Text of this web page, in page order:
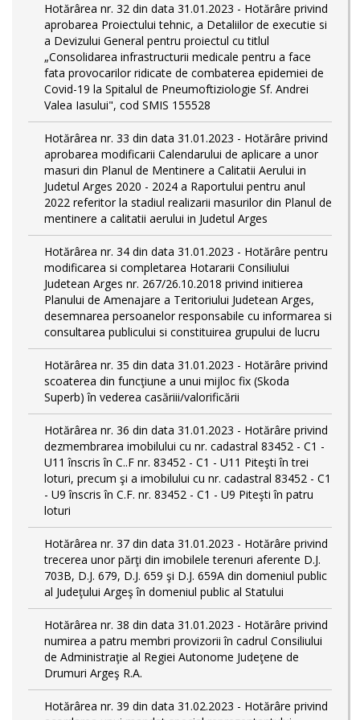
Hotărârea nr. 32 din data 31.01.2023 - Hotărâre privind
aprobarea Proiectului tehnic, a Detaliilor de executie si
a Devizului General pentru proiectul cu titlul
„Consolidarea infrastructurii medicale pentru a face
fata provocarilor ridicate de combaterea epidemiei de
Covid-19 la Spitalul de Pneumoftiziologie Sf. Andrei
Valea Iasului", cod SMIS 155528
Hotărârea nr. 33 din data 31.01.2023 - Hotărâre privind
aprobarea modificarii Calendarului de aplicare a unor
masuri din Planul de Mentinere a Calitatii Aerului in
Judetul Arges 2020 - 2024 a Raportului pentru anul
2022 referitor la stadiul realizarii masurilor din Planul de
mentinere a calitatii aerului in Judetul Arges
Hotărârea nr. 34 din data 31.01.2023 - Hotărâre pentru
modificarea si completarea Hotararii Consiliului
Judetean Arges nr. 267/26.10.2018 privind initierea
Planului de Amenajare a Teritoriului Judetean Arges,
desemnarea persoanelor responsabile cu informarea si
consultarea publicului si constituirea grupului de lucru
Hotărârea nr. 35 din data 31.01.2023 - Hotărâre privind
scoaterea din funcţiune a unui mijloc fix (Skoda
Superb) în vederea casăriii/valorificării
Hotărârea nr. 36 din data 31.01.2023 - Hotărâre privind
dezmembrarea imobilului cu nr. cadastral 83452 - C1 -
U11 înscris în C..F nr. 83452 - C1 - U11 Piteşti în trei
loturi, precum şi a imobilului cu nr. cadastral 83452 - C1
- U9 înscris în C.F. nr. 83452 - C1 - U9 Piteşti în patru
loturi
Hotărârea nr. 37 din data 31.01.2023 - Hotărâre privind
trecerea unor părţi din imobilele terenuri aferente D.J.
703B, D.J. 679, D.J. 659 şi D.J. 659A din domeniul public
al Judeţului Argeş în domeniul public al Statului
Hotărârea nr. 38 din data 31.01.2023 - Hotărâre privind
numirea a patru membri provizorii în cadrul Consiliului
de Administraţie al Regiei Autonome Judeţene de
Drumuri Argeş R.A.
Hotărârea nr. 39 din data 31.02.2023 - Hotărâre privind